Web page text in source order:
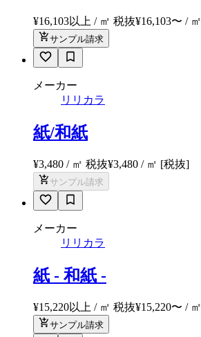
¥16,103以上 / ㎡ 税抜¥16,103〜 / ㎡
サンプル請求
メーカー
リリカラ
紙/和紙
¥3,480 / ㎡ 税抜¥3,480 / ㎡ [税抜]
サンプル請求
メーカー
リリカラ
紙 - 和紙 -
¥15,220以上 / ㎡ 税抜¥15,220〜 / ㎡
サンプル請求